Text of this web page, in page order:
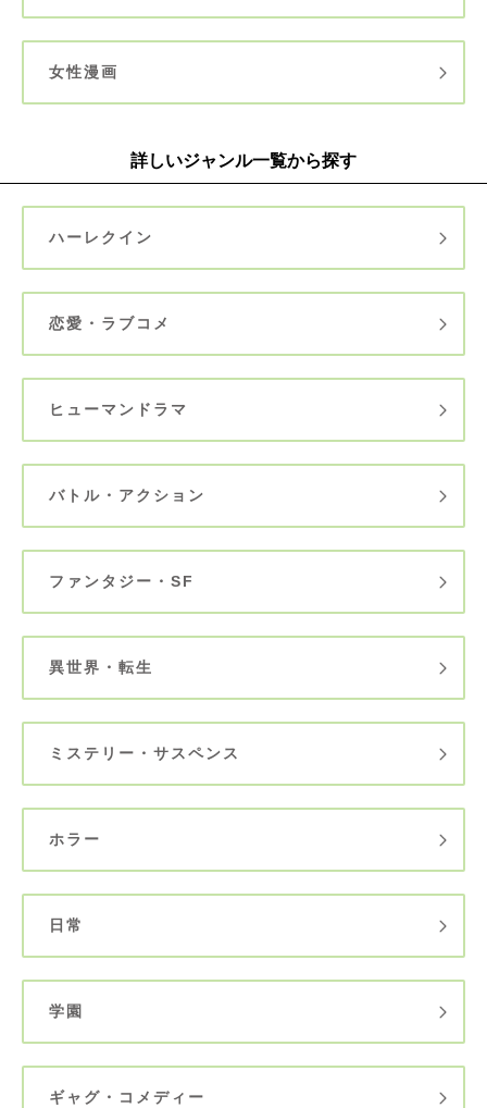
女性漫画
詳しいジャンル一覧から探す
ハーレクイン
恋愛・ラブコメ
ヒューマンドラマ
バトル・アクション
ファンタジー・SF
異世界・転生
ミステリー・サスペンス
ホラー
日常
学園
ギャグ・コメディー